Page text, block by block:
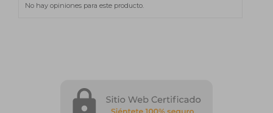
No hay opiniones para este producto.